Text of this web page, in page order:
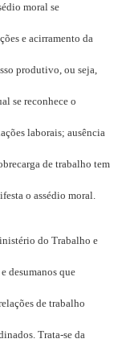
moral se
e acirramento da
produtivo, ou seja,
se reconhece o
laborais; ausência
de trabalho tem
o assédio moral.
do Trabalho e
desumanos que
de trabalho
Trata-se da